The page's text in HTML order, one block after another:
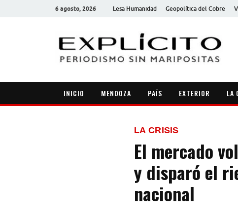
6 agosto, 2026 Lesa Humanidad Geopolítica del Cobre
INICIO MENDOZA PAÍS EXTERIOR LA
LA CRISIS
El mercado
y disparó el
nacional